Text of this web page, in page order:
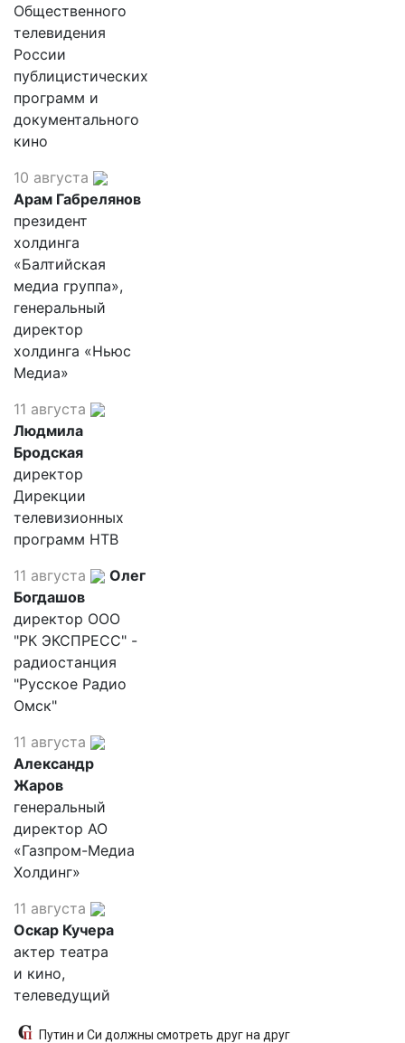
Общественного
телевидения
России
публицистических
программ и
документального
кино
10 августа
Арам Габрелянов
президент
холдинга
«Балтийская
медиа группа»,
генеральный
директор
холдинга «Ньюс
Медиа»
11 августа
Людмила
Бродская
директор
Дирекции
телевизионных
программ НТВ
11 августа
Олег
Богдашов
директор ООО
"РК ЭКСПРЕСС" -
радиостанция
"Русское Радио
Омск"
11 августа
Александр
Жаров
генеральный
директор АО
«Газпром-Медиа
Холдинг»
11 августа
Оскар Кучера
актер театра
и кино,
телеведущий
Путин и Си должны смотреть друг на друг